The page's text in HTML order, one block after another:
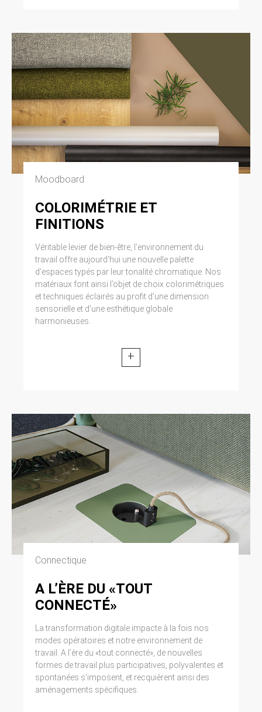
Moodboard
COLORIMÉTRIE ET
FINITIONS
Véritable levier de bien-être, l’environnement du
travail offre aujourd’hui une nouvelle palette
d’espaces typés par leur tonalité chromatique. Nos
matériaux font ainsi l’objet de choix colorimétriques
et techniques éclairés au profit d’une dimension
sensorielle et d’une esthétique globale
harmonieuses.
+
Connectique
A L’ÈRE DU «TOUT
CONNECTÉ»
La transformation digitale impacte à la fois nos
modes opératoires et notre environnement de
travail. A l’ère du «tout connecté», de nouvelles
formes de travail plus participatives, polyvalentes et
spontanées s’imposent, et recquièrent ainsi des
aménagements spécifiques.